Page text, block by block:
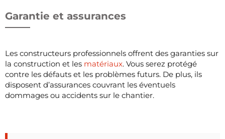
Garantie et assurances
Les constructeurs professionnels offrent des garanties sur
la construction et les matériaux. Vous serez protégé
contre les défauts et les problèmes futurs. De plus, ils
disposent d’assurances couvrant les éventuels
dommages ou accidents sur le chantier.